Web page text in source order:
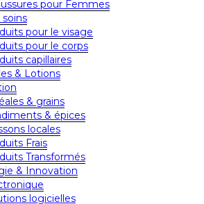
pour Femmes
pour le visage
pour le corps
capillaires
& Lotions
& grains
& épices
locales
Frais
Transformés
& Innovation
logicielles